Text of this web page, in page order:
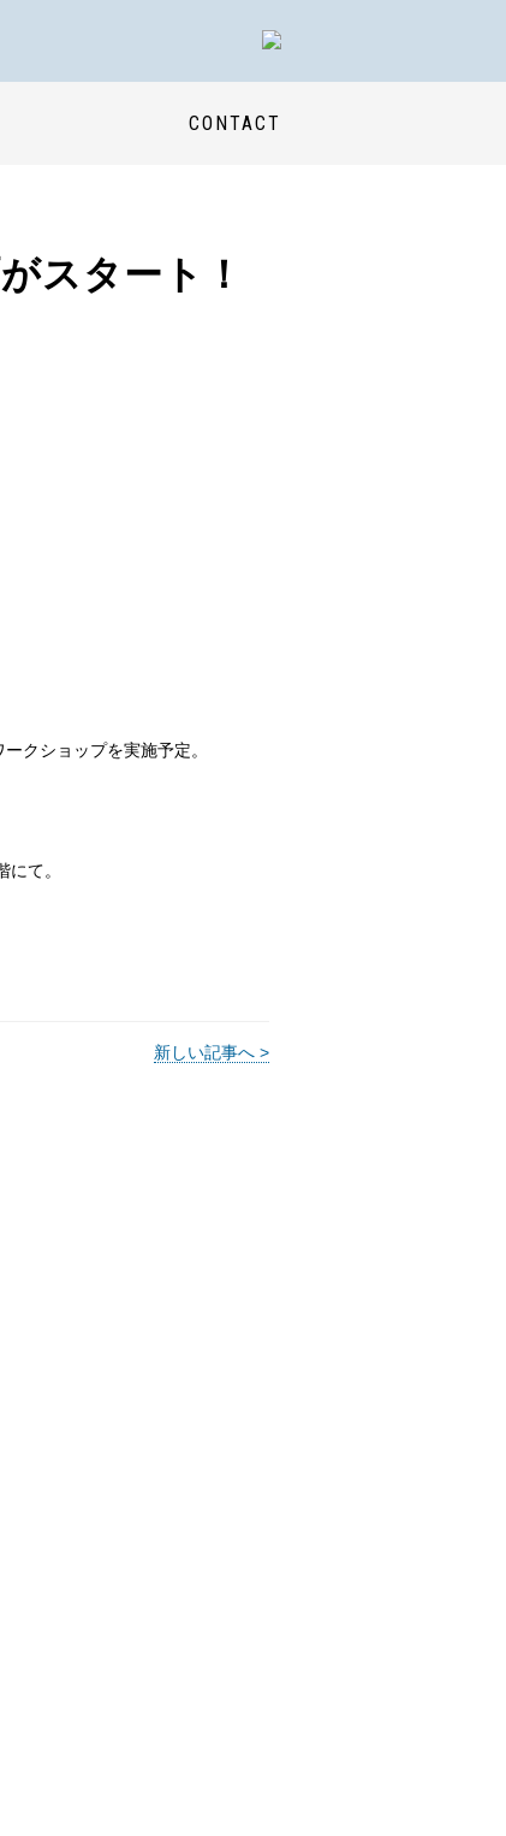
CONTACT
スタート！
クショップを実施予定。
て。
新しい記事へ >